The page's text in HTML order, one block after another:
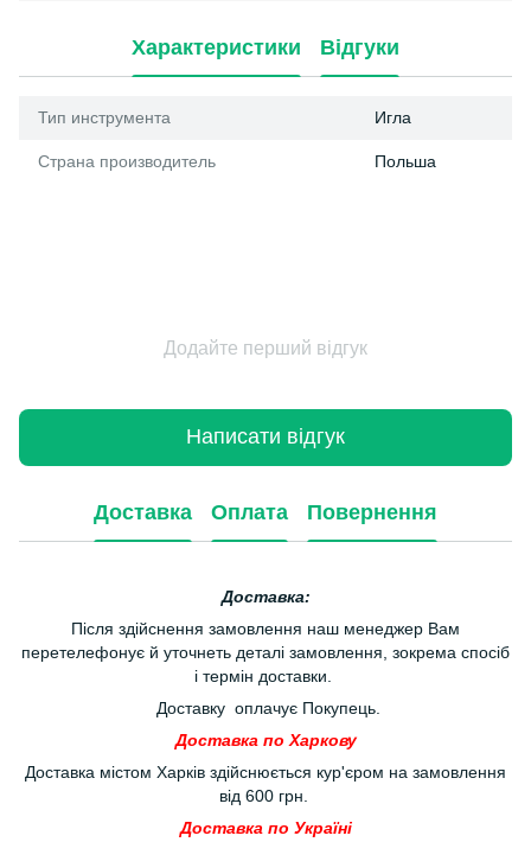
Характеристики Відгуки
Тип инструмента Игла
Страна производитель Польша
Додайте перший відгук
Написати відгук
Доставка Оплата Повернення
Доставка:
Після здійснення замовлення наш менеджер Вам
перетелефонує й уточнеть деталі замовлення, зокрема спосіб
і термін доставки.
Доставку оплачує Покупець.
Доставка по Харкову
Доставка містом Харків здійснюється кур'єром на замовлення
від 600 грн.
Доставка по Україні